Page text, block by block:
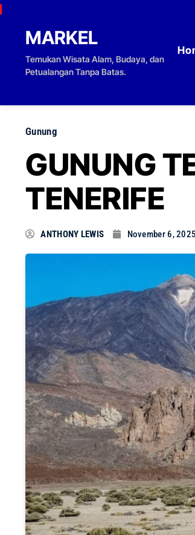
Skip to content
MARKEL
Temukan Wisata Alam, Budaya, dan
Petualangan Tanpa Batas.
Gunung
GUNUNG
TENERIFE
ANTHONY LEWIS November 6, 2025